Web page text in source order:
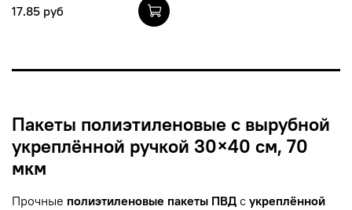
17.85 руб
Пакеты полиэтиленовые с вырубной
укреплённой ручкой 30×40 см, 70
мкм
Прочные полиэтиленовые пакеты ПВД с укреплённой